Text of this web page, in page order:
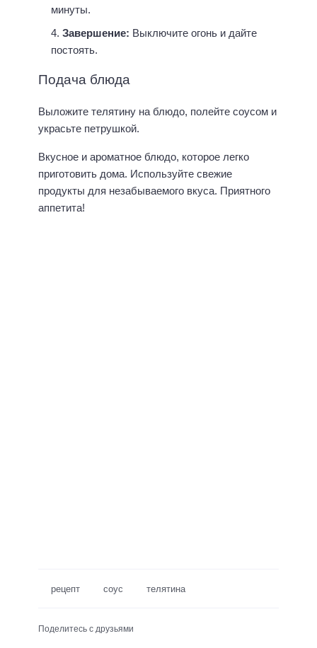
минуты.
Завершение: Выключите огонь и дайте
постоять.
Подача блюда
Выложите телятину на блюдо, полейте соусом и
украсьте петрушкой.
Вкусное и ароматное блюдо, которое легко
приготовить дома. Используйте свежие
продукты для незабываемого вкуса. Приятного
аппетита!
рецепт соус телятина
Поделитесь с друзьями